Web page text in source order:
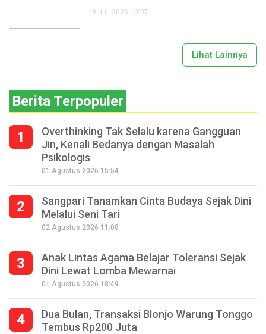
18 Juli 2026 10:07
Lihat Lainnya
Berita Terpopuler
1
Overthinking Tak Selalu karena Gangguan
Jin, Kenali Bedanya dengan Masalah
Psikologis
01 Agustus 2026 15:54
2
Sangpari Tanamkan Cinta Budaya Sejak Dini
Melalui Seni Tari
02 Agustus 2026 11:08
3
Anak Lintas Agama Belajar Toleransi Sejak
Dini Lewat Lomba Mewarnai
01 Agustus 2026 18:49
4
Dua Bulan, Transaksi Blonjo Warung Tonggo
Tembus Rp200 Juta